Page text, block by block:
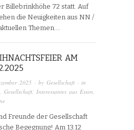
Billebrinkhöhe 72 statt. Auf
die Neuigkeiten aus NN /
Themen….
AM
2025 · byGesellschaft · in
,Gesellschaft,Interessantes aus Essen,
Freunde der Gesellschaft
Begegnung! Am 13.12